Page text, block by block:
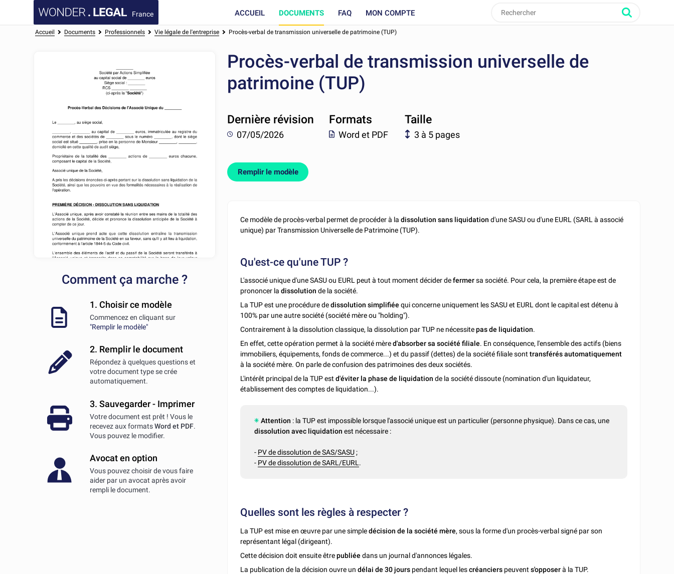
France ACCUEIL DOCUMENTS FAQ MON COMPTE
Accueil Documents Professionnels Vie légale de l'entreprise Procès-verbal de transmission universelle de patrimoine (TUP)
Comment ça marche ?
1. Choisir ce modèle
Commencez en cliquant sur
"Remplir le modèle"
2. Remplir le document
Répondez à quelques questions et
votre document type se crée
automatiquement.
3. Sauvegarder - Imprimer
Votre document est prêt ! Vous le
recevez aux formatsWord et PDF.
Vous pouvez le modifier.
Avocat en option
Vous pouvez choisir de vous faire
aider par un avocat après avoir
rempli le document.
Procès-verbal de transmission universelle de
patrimoine (TUP)
Dernière révision
07/05/2026
Formats
Word et PDF
Taille
3 à 5 pages
Remplir le modèle
Ce modèle de procès-verbal permet de procéder à ladissolution sans liquidationd'uneSASU ou d'une EURL (SARL à associé
unique) par Transmission Universelle de Patrimoine (TUP).
Qu'est-ce qu'une TUP ?
L'associé unique d'une SASU ou EURL peut à tout moment décider defermersa société. Pour cela, la première étape est de
prononcer ladissolutionde la société.
La TUP est une procédure dedissolution simplifiéequi concerne uniquement les SASU et EURL dont le capital est détenu à
100% par une autre société (société mère ou "holding").
Contrairement à la dissolution classique, la dissolution par TUP ne nécessitepas de liquidation.
En effet, cette opération permet à la société mèred'absorber sa société filiale. En conséquence, l'ensemble des actifs (biens
immobiliers, équipements, fonds de commerce...) et du passif (dettes) de la société filiale sonttransférés automatiquement
à la société mère. On parle de confusion des patrimoines des deux sociétés.
L'intérêt principal de la TUP estd'éviter la phase de liquidation de la société dissoute (nomination d'un liquidateur,
établissement des comptes de liquidation...).
Attention : la TUP est impossible lorsque l'associé unique est un particulier (personne physique). Dans ce cas, une
dissolution avec liquidation est nécessaire :
- PV de dissolution de SAS/SASU;
- PV de dissolution de SARL/EURL.
Quelles sont les règles à respecter ?
La TUP est mise en œuvre par une simpledécision de la société mère, sous la forme d'un procès-verbal signé par son
représentant légal (dirigeant).
Cette décision doit ensuite êtrepubliéedans un journal d'annonces légales.
La publication de la décision ouvre undélai de 30 jours pendant lequel lescréanciers peuvents'opposerà la TUP.